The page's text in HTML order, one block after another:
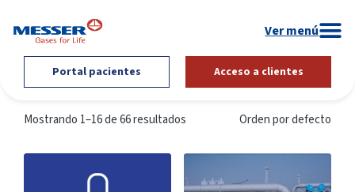
Portal pacientes Acceso a clientes
Mostrando 1–16 de 66 resultados Orden por defecto